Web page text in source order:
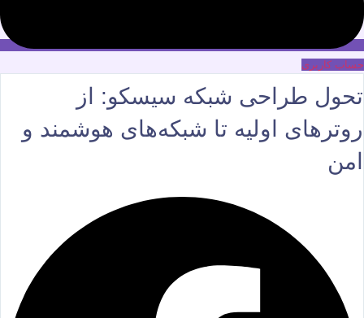
حساب کاربری
تحول طراحی شبکه سیسکو: از
روترهای اولیه تا شبکه‌های هوشمند و
امن